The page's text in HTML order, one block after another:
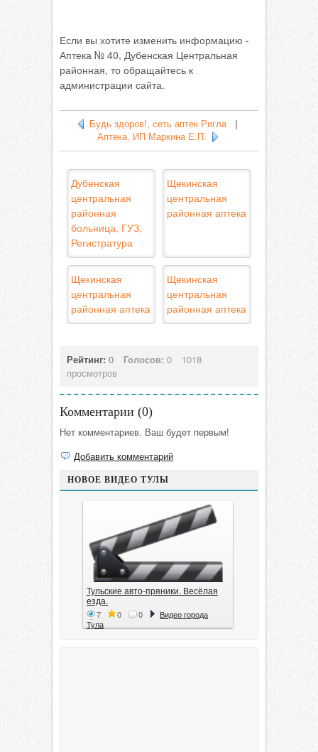
Если вы хотите изменить информацию -
Аптека № 40, Дубенская Центральная
районная, то обращайтесь к
администрации сайта.
Будь здоров!, сеть аптек Ригла|
Аптека, ИП Маркина Е.П.
Дубенская
центральная
районная
больница, ГУЗ,
Регистратура
Щекинская
центральная
районная аптека
Щекинская
центральная
районная аптека
Щекинская
центральная
районная аптека
Рейтинг: 0 Голосов: 0
1018
просмотров
Комментарии (0)
Нет комментариев. Ваш будет первым!
Добавить комментарий
НОВОЕ ВИДЕО ТУЛЫ
Тульские авто-пряники. Весёлая
езда.
7 0 0
Видео города
Тула